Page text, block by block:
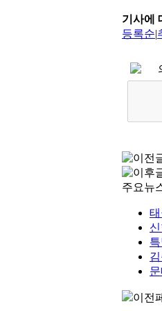
기사에
등록순|
주요뉴
이전